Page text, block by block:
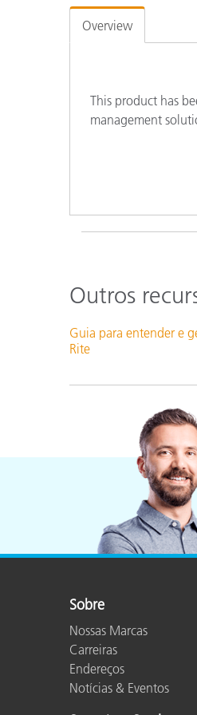
Overview
This product has
management
Outros
Guia para entender e
Rite
Sobre
Nossas Marcas
Carreiras
Endereços
Notícias & Eventos